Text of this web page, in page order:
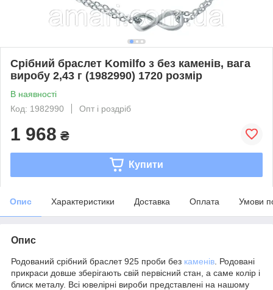
Срібний браслет Komilfo з без каменів, вага
виробу 2,43 г (1982990) 1720 розмір
В наявності
Код: 1982990
Опт і роздріб
1 968 ₴
Купити
Опис Характеристики Доставка Оплата Умови
Опис
Родований срібний браслет 925 проби без каменів . Родовані
прикраси довше зберігають свій первісний стан, а саме колір і
блиск металу. Всі ювелірні вироби представлені на нашому